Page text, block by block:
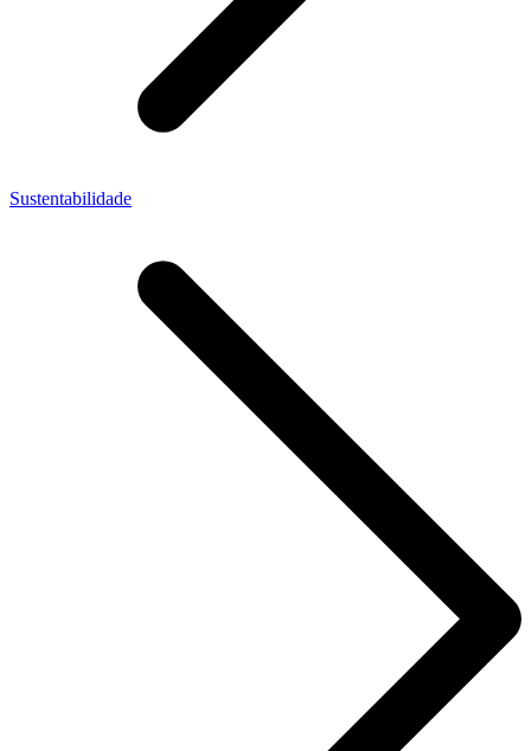
Sustentabilidade